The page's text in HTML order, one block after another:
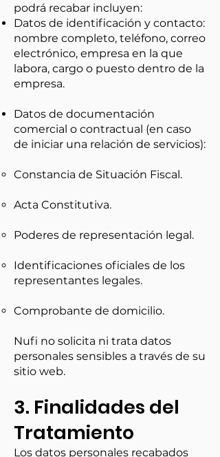
podrá recabar incluyen:
Datos de identificación y contacto:
nombre completo, teléfono, correo
electrónico, empresa en la que
labora, cargo o puesto dentro de la
empresa.
Datos de documentación
comercial o contractual (en caso
de iniciar una relación de servicios):
Constancia de Situación Fiscal.
Acta Constitutiva.
Poderes de representación legal.
Identificaciones oficiales de los
representantes legales.
Comprobante de domicilio.
Nufi no solicita ni trata datos
personales sensibles a través de su
sitio web.
3. Finalidades del
Tratamiento
Los datos personales recabados